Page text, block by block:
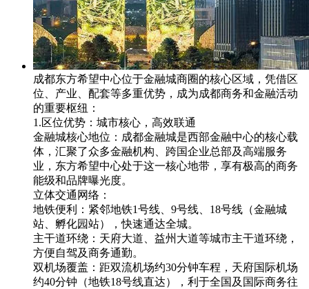
成都东方希望中心位于金融城商圈的核心区域，凭借区
位、产业、配套等多重优势，成为成都商务和金融活动
的重要枢纽：
1.区位优势：城市核心，高效联通
金融城核心地位：成都金融城是西部金融中心的核心载
体，汇聚了众多金融机构、跨国企业总部及高端服务
业，东方希望中心处于这一核心地带，享有极高的商务
能级和品牌曝光度。
立体交通网络：
地铁便利：紧邻地铁1号线、9号线、18号线（金融城
站、孵化园站），快速通达全城。
主干道环绕：天府大道、益州大道等城市主干道环绕，
方便自驾及商务通勤。
双机场覆盖：距双流机场约30分钟车程，天府国际机场
约40分钟（地铁18号线直达），利于全国及国际商务往